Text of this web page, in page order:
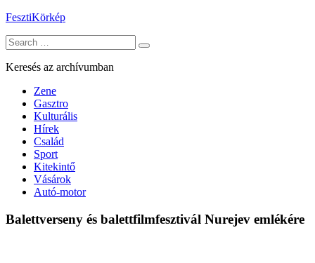
Skip
content
FesztiKörkép
Search
for:
Keresés az archívumban
Zene
Gasztro
Kulturális
Hírek
Család
Sport
Kitekintő
Vásárok
Autó-motor
Balettverseny és balettfilmfesztivál Nurejev emlékére